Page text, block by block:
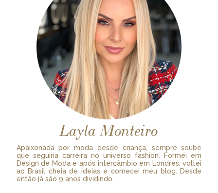
Layla Monteiro
Apaixonada por moda desde criança, sempre soube
que seguiria carreira no universo fashion. Formei em
Design de Moda e após intercâmbio em Londres, voltei
ao Brasil cheia de ideias e comecei meu blog. Desde
então já são 9 anos dividindo...